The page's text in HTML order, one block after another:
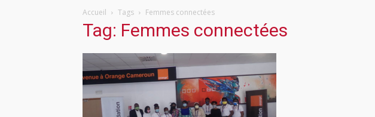
Accueil Tags Femmes connectées
Tag: Femmes connectées